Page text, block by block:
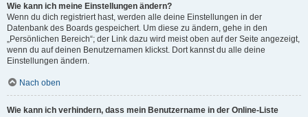
Wie kann ich meine Einstellungen ändern?
Wenn du dich registriert hast, werden alle deine Einstellungen in der
Datenbank des Boards gespeichert. Um diese zu ändern, gehe in den
„Persönlichen Bereich“; der Link dazu wird meist oben auf der Seite angezeigt,
wenn du auf deinen Benutzernamen klickst. Dort kannst du alle deine
Einstellungen ändern.
Nach oben
Wie kann ich verhindern, dass mein Benutzername in der Online-Liste